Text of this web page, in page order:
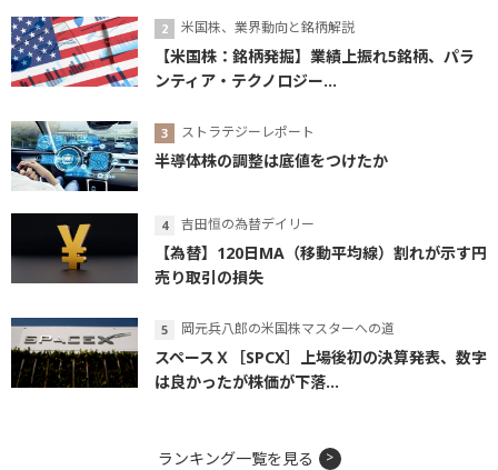
米国株、業界動向と銘柄解説
【米国株：銘柄発掘】業績上振れ5銘柄、パラ
ンティア・テクノロジー...
ストラテジーレポート
半導体株の調整は底値をつけたか
吉田恒の為替デイリー
【為替】120日MA（移動平均線）割れが示す円
売り取引の損失
岡元兵八郎の米国株マスターへの道
スペースＸ［SPCX］上場後初の決算発表、数字
は良かったが株価が下落...
ランキング一覧を見る